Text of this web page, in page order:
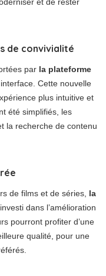
de convivialité
par la plateforme
Cette nouvelle
plus intuitive et
été simplifiés, les
la recherche de contenu
de films et de séries, la
dans l’amélioration
pourront profiter d’une
qualité, pour une